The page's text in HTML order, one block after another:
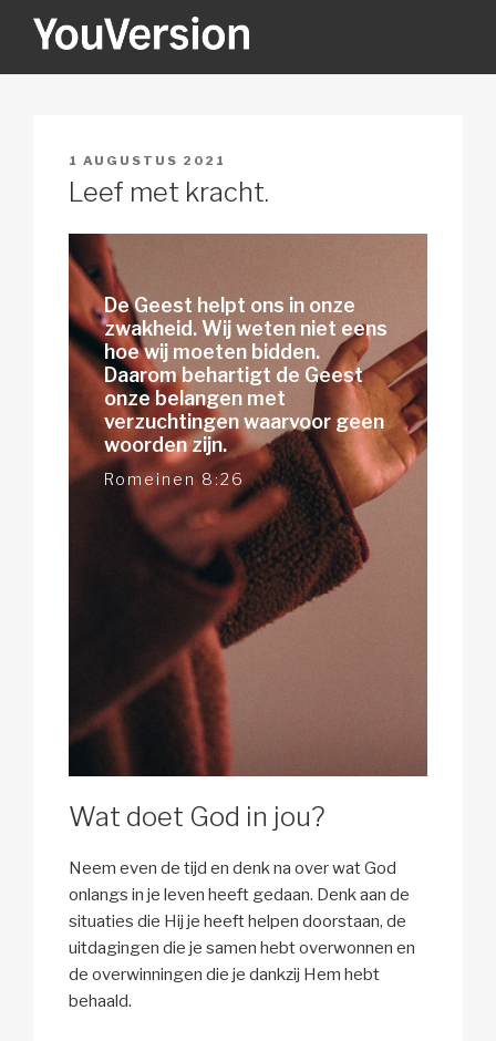
YOUVERSION
GEPLAATST
OP
1 AUGUSTUS 2021
Leef met kracht.
De Geest helpt ons in onze
zwakheid. Wij weten niet eens
hoe wij moeten bidden.
Daarom behartigt de Geest
onze belangen met
verzuchtingen waarvoor geen
woorden zijn.
Romeinen 8:26
Wat doet God in jou?
Neem even de tijd en denk na over wat God
onlangs in je leven heeft gedaan. Denk aan de
situaties die Hij je heeft helpen doorstaan, de
uitdagingen die je samen hebt overwonnen en
de overwinningen die je dankzij Hem hebt
behaald.